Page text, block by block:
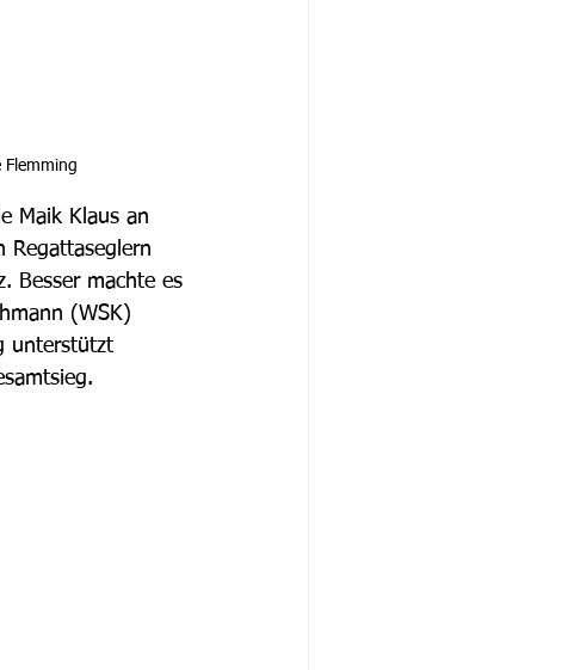
Flemming
Maik Klaus an
Regattaseglern
Besser machte es
(WSK)
unterstützt